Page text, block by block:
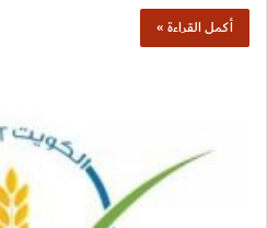
أكمل القراءة »